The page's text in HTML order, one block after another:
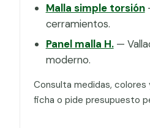
Malla simple torsión
cerramientos.
Panel malla H.—
moderno.
Consulta medidas, colores
ficha o pide presupuesto